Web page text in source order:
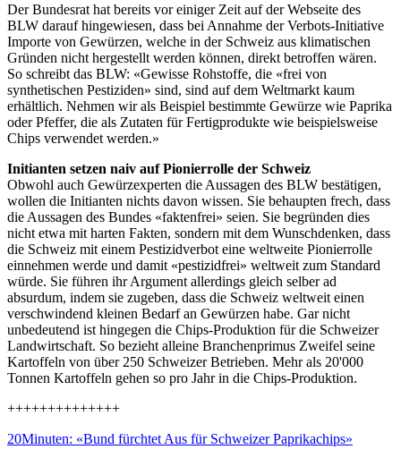
Der Bundesrat hat bereits vor einiger Zeit auf der Webseite des
BLW darauf hingewiesen, dass bei Annahme der Verbots-Initiative
Importe von Gewürzen, welche in der Schweiz aus klimatischen
Gründen nicht hergestellt werden können, direkt betroffen wären.
So schreibt das BLW: «Gewisse Rohstoffe, die «frei von
synthetischen Pestiziden» sind, sind auf dem Weltmarkt kaum
erhältlich. Nehmen wir als Beispiel bestimmte Gewürze wie Paprika
oder Pfeffer, die als Zutaten für Fertigprodukte wie beispielsweise
Chips verwendet werden.»
Initianten setzen naiv auf Pionierrolle der Schweiz
Obwohl auch Gewürzexperten die Aussagen des BLW bestätigen,
wollen die Initianten nichts davon wissen. Sie behaupten frech, dass
die Aussagen des Bundes «faktenfrei» seien. Sie begründen dies
nicht etwa mit harten Fakten, sondern mit dem Wunschdenken, dass
die Schweiz mit einem Pestizidverbot eine weltweite Pionierrolle
einnehmen werde und damit «pestizidfrei» weltweit zum Standard
würde. Sie führen ihr Argument allerdings gleich selber ad
absurdum, indem sie zugeben, dass die Schweiz weltweit einen
verschwindend kleinen Bedarf an Gewürzen habe. Gar nicht
unbedeutend ist hingegen die Chips-Produktion für die Schweizer
Landwirtschaft. So bezieht alleine Branchenprimus Zweifel seine
Kartoffeln von über 250 Schweizer Betrieben. Mehr als 20'000
Tonnen Kartoffeln gehen so pro Jahr in die Chips-Produktion.
++++++++++++++
20Minuten: «Bund fürchtet Aus für Schweizer Paprikachips»